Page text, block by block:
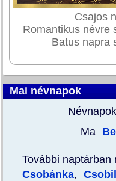
Csajos
Romantikus névre
Batus napra
Mai névnapok
Ma
További naptárban
Csobánka,